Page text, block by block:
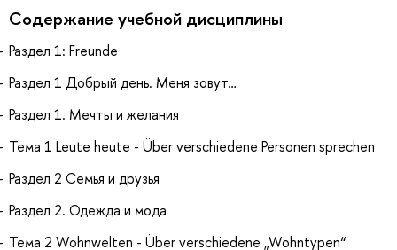
Содержание учебной дисциплины
Раздел 1: Freunde
Раздел 1 Добрый день. Меня зовут…
Раздел 1. Мечты и желания
Тема 1 Leute heute - Über verschiedene Personen sprechen
Раздел 2 Семья и друзья
Раздел 2. Одежда и мода
Тема 2 Wohnwelten - Über verschiedene „Wohntypen“